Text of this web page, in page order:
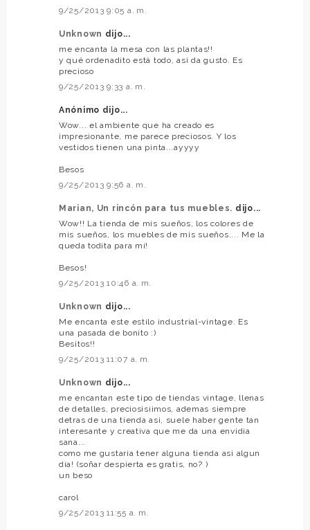
9/25/2013 9:05 a. m.
Unknown dijo...
me encanta la mesa con las plantas!!
y qué ordenadito está todo, así da gusto. Es
precioso
9/25/2013 9:33 a. m.
Anónimo dijo...
Wow... el ambiente que ha creado es
impresionante, me parece preciosos. Y los
vestidos tienen una pinta...ayyyy
Besos
9/25/2013 9:56 a. m.
Marian, Un rincón para tus muebles. dijo...
Wow!! La tienda de mis sueños, los colores de
mis sueños, los muebles de mis sueños.... Me la
queda todita para mí!
Besos!
9/25/2013 10:46 a. m.
Unknown dijo...
Me encanta este estilo industrial-vintage. Es
una pasada de bonito :)
Besitos!!
9/25/2013 11:07 a. m.
Unknown dijo...
me encantan este tipo de tiendas vintage, llenas
de detalles, preciosisiimos, ademas siempre
detras de una tienda asi, suele haber gente tan
interesante y creativa que me da una envidia
sana...
como me gustaria tener alguna tienda asi algun
día! (soñar despierta es gratis, no? )
un beso
carol
9/25/2013 11:55 a. m.